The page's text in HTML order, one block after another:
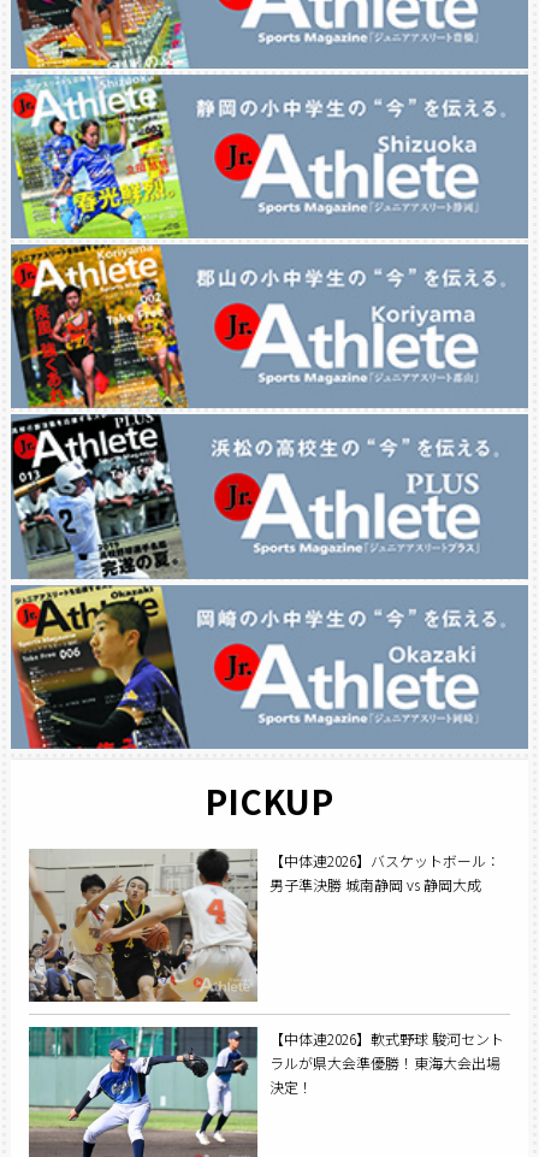
PICKUP
【中体連2026】バスケットボール：
男子準決勝 城南静岡 vs 静岡大成
【中体連2026】軟式野球 駿河セント
ラルが県大会準優勝！東海大会出場
決定！